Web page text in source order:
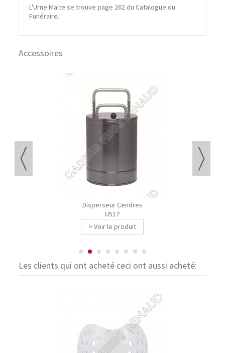
L'Urne Malte se trouve page 262 du Catalogue du
Funéraire.
Accessoires
Disperseur Cendres
U517
> Voir le produit
Les clients qui ont acheté ceci ont aussi acheté: